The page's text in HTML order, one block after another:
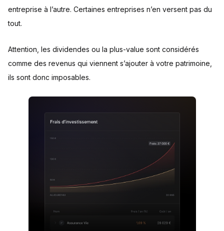
entreprise à l’autre. Certaines entreprises n’en versent pas du
tout.
Attention, les dividendes ou la plus-value sont considérés
comme des revenus qui viennent s’ajouter à votre patrimoine,
ils sont donc imposables.